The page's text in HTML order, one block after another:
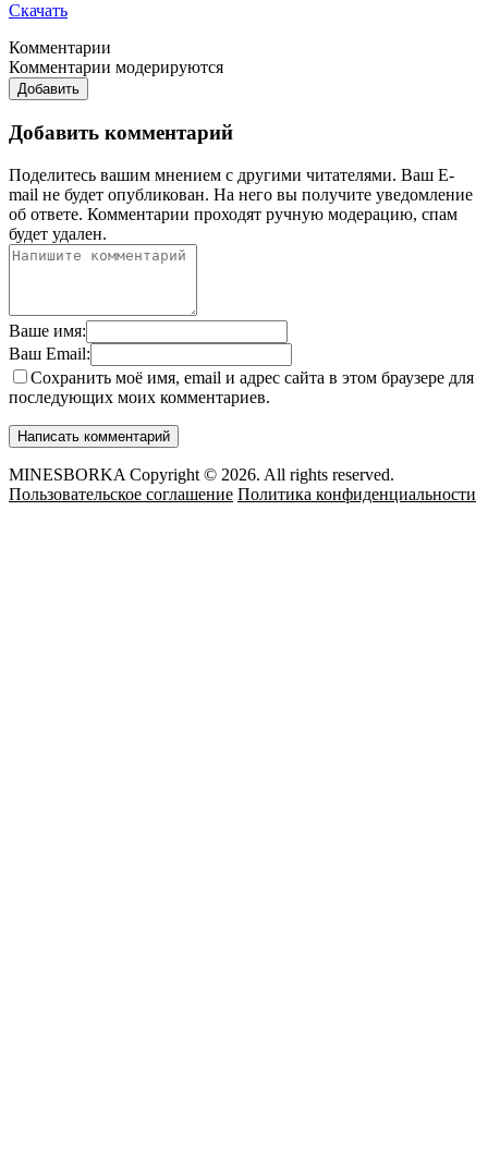
Скачать
Комментарии
Комментарии модерируются
Добавить
Добавить комментарий
Поделитесь вашим мнением с другими читателями. Ваш E-
mail не будет опубликован. На него вы получите уведомление
об ответе. Комментарии проходят ручную модерацию, спам
будет удален.
Ваше имя:
Ваш Email:
Сохранить моё имя, email и адрес сайта в этом браузере для
последующих моих комментариев.
MINESBORKA Copyright © 2026. All rights reserved.
Пользовательское соглашение Политика конфиденциальности